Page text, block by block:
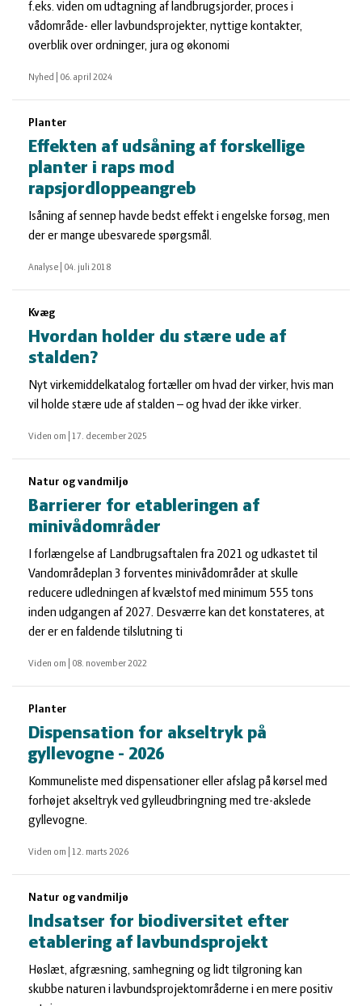
f.eks. viden om udtagning af landbrugsjorder, proces i
vådområde- eller lavbundsprojekter, nyttige kontakter,
overblik over ordninger, jura og økonomi
Nyhed 06. april 2024
Planter
Effekten af udsåning af forskellige
planter i raps mod
rapsjordloppeangreb
Isåning af sennep havde bedst effekt i engelske forsøg, men
der er mange ubesvarede spørgsmål.
Analyse 04. juli 2018
Kvæg
Hvordan holder du stære ude af
stalden?
Nyt virkemiddelkatalog fortæller om hvad der virker, hvis man
vil holde stære ude af stalden – og hvad der ikke virker.
Viden om 17. december 2025
Natur og vandmiljø
Barrierer for etableringen af
minivådområder
I forlængelse af Landbrugsaftalen fra 2021 og udkastet til
Vandområdeplan 3 forventes minivådområder at skulle
reducere udledningen af kvælstof med minimum 555 tons
inden udgangen af 2027. Desværre kan det konstateres, at
der er en faldende tilslutning ti
Viden om 08. november 2022
Planter
Dispensation for akseltryk på
gyllevogne - 2026
Kommuneliste med dispensationer eller afslag på kørsel med
forhøjet akseltryk ved gylleudbringning med tre-akslede
gyllevogne.
Viden om 12. marts 2026
Natur og vandmiljø
Indsatser for biodiversitet efter
etablering af lavbundsprojekt
Høslæt, afgræsning, samhegning og lidt tilgroning kan
skubbe naturen i lavbundsprojektområderne i en mere positiv